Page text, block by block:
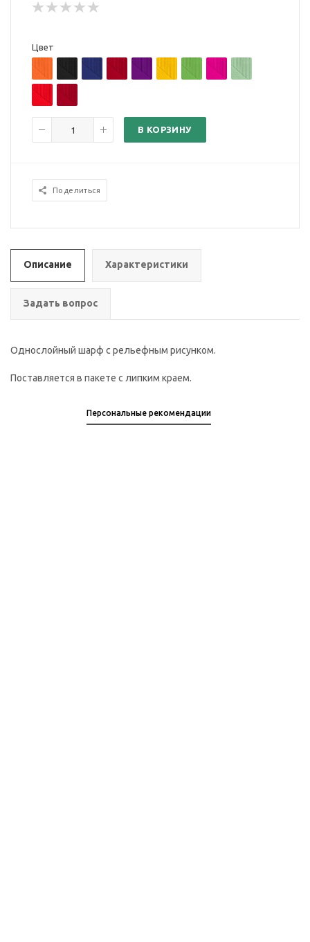
Цвет
В КОРЗИНУ
Поделиться
Описание Характеристики
Задать вопрос
Однослойный шарф с рельефным рисунком.
Поставляется в пакете с липким краем.
Персональные рекомендации